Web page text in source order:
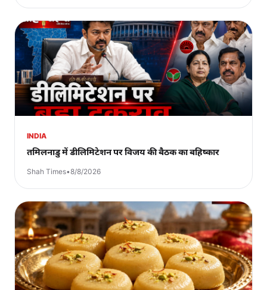
INDIA
तमिलनाडु में डीलिमिटेशन पर विजय की बैठक का बहिष्कार
Shah Times•8/8/2026